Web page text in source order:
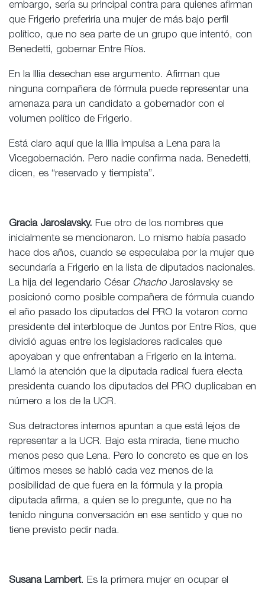
embargo, sería su principal contra para quienes afirman
que Frigerio preferiría una mujer de más bajo perfil
político, que no sea parte de un grupo que intentó, con
Benedetti, gobernar Entre Ríos.
En la Illia desechan ese argumento. Afirman que
ninguna compañera de fórmula puede representar una
amenaza para un candidato a gobernador con el
volumen político de Frigerio.
Está claro aquí que la Illia impulsa a Lena para la
Vicegobernación. Pero nadie confirma nada. Benedetti,
dicen, es “reservado y tiempista”.
Gracia Jaroslavsky. Fue otro de los nombres que
inicialmente se mencionaron. Lo mismo había pasado
hace dos años, cuando se especulaba por la mujer que
secundaría a Frigerio en la lista de diputados nacionales.
La hija del legendario César ChachoJaroslavsky se
posicionó como posible compañera de fórmula cuando
el año pasado los diputados del PRO la votaron como
presidente del interbloque de Juntos por Entre Ríos, que
dividió aguas entre los legisladores radicales que
apoyaban y que enfrentaban a Frigerio en la interna.
Llamó la atención que la diputada radical fuera electa
presidenta cuando los diputados del PRO duplicaban en
número a los de la UCR.
Sus detractores internos apuntan a que está lejos de
representar a la UCR. Bajo esta mirada, tiene mucho
menos peso que Lena. Pero lo concreto es que en los
últimos meses se habló cada vez menos de la
posibilidad de que fuera en la fórmula y la propia
diputada afirma, a quien se lo pregunte, que no ha
tenido ninguna conversación en ese sentido y que no
tiene previsto pedir nada.
Susana Lambert. Es la primera mujer en ocupar el